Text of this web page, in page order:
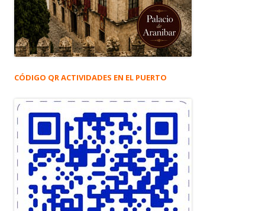
CÓDIGO QR ACTIVIDADES EN EL PUERTO